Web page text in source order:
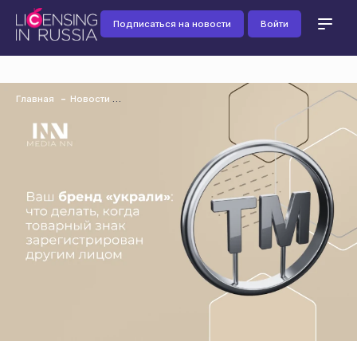
Подписаться на новости Войти
Главная Новости